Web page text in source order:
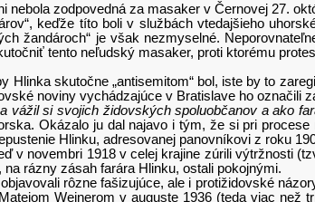
zodpovedná za masaker v Černovej 27.
keďže títo boli v službách vtedajšieho
žandároch“ je však nezmyselné.
tento neľudský masaker, proti ktorému
skutočne „antisemitom“ bol, iste by to
noviny vychádzajúce v Bratislave ho označili
a vážil si svojich židovských spoluobčanov a ako
Okázalo ju dal najavo i tým, že si pri
Hlinku, adresovanej panovníkovi z roku
v novembri 1918 v celej krajine zúrili výtržnosti
rázny zásah farára Hlinku, ostali pokojnými.
rôzne fašizujúce, ale i protižidovské
Weinerom v auguste 1936 (teda viac než